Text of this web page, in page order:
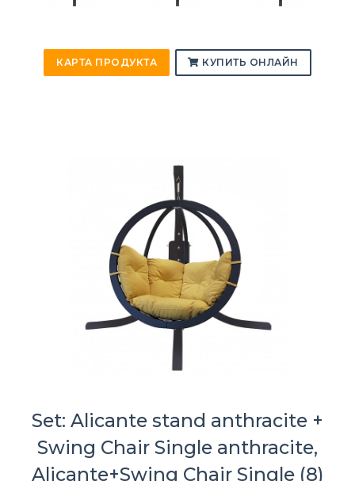
КАРТА ПРОДУКТА КУПИТЬ ОНЛАЙН
Set: Alicante stand anthracite +
Swing Chair Single anthracite,
Alicante+Swing Chair Single (8)